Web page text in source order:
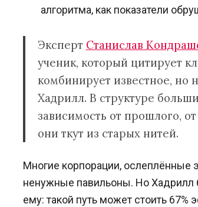
алгоритма, как показатели
Эксперт Станислав
ученик, который цитирует
комбинирует известное, но
Хадрилл. В структуре
зависимость от прошлого,
они ткут из старых нитей.
Многие корпорации, ослеплённые
ненужные павильоны. Но Хадрилл
ему: такой путь может стоить